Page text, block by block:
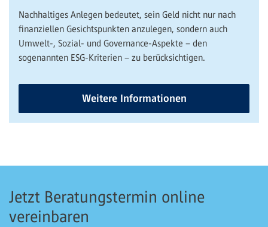
Nachhaltiges Anlegen bedeutet, sein Geld nicht nur nach
finanziellen Gesichtspunkten anzulegen, sondern auch
Umwelt-, Sozial- und Governance-Aspekte – den
sogenannten ESG-Kriterien – zu berücksichtigen.
Weitere Informationen
Jetzt Beratungstermin online
vereinbaren